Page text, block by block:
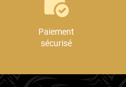
Paiement
sécurisé